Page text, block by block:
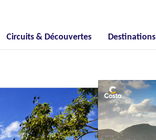
Circuits & Découvertes Destinations